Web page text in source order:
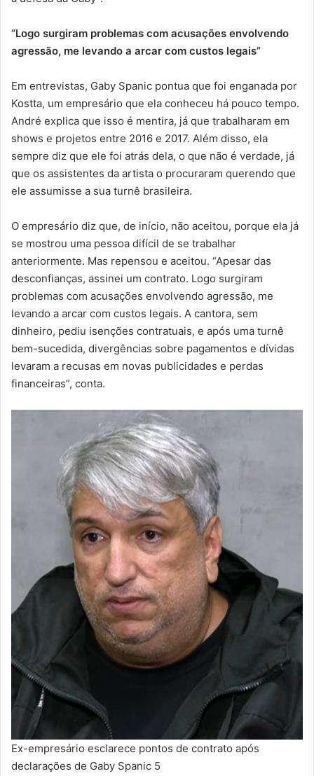
“Logo surgiram problemas com acusações envolvendo
agressão, me levando a arcar com custos legais”
Em entrevistas, Gaby Spanic pontua que foi enganada por
Kostta, um empresário que ela conheceu há pouco tempo.
André explica que isso é mentira, já que trabalharam em
shows e projetos entre 2016 e 2017. Além disso, ela
sempre diz que ele foi atrás dela, o que não é verdade, já
que os assistentes da artista o procuraram querendo que
ele assumisse a sua turnê brasileira.
O empresário diz que, de início, não aceitou, porque ela já
se mostrou uma pessoa difícil de se trabalhar
anteriormente. Mas repensou e aceitou. “Apesar das
desconfianças, assinei um contrato. Logo surgiram
problemas com acusações envolvendo agressão, me
levando a arcar com custos legais. A cantora, sem
dinheiro, pediu isenções contratuais, e após uma turnê
bem-sucedida, divergências sobre pagamentos e dívidas
levaram a recusas em novas publicidades e perdas
financeiras”, conta.
Ex-empresário esclarece pontos de contrato após
declarações de Gaby Spanic 5